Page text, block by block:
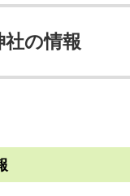
社の情報